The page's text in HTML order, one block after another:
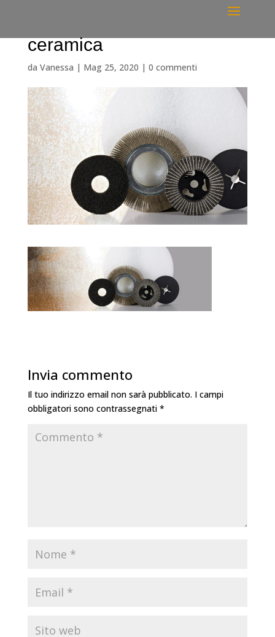
ceramica
da Vanessa | Mag 25, 2020 | 0 commenti
Invia commento
Il tuo indirizzo email non sarà pubblicato. I campi
obbligatori sono contrassegnati *